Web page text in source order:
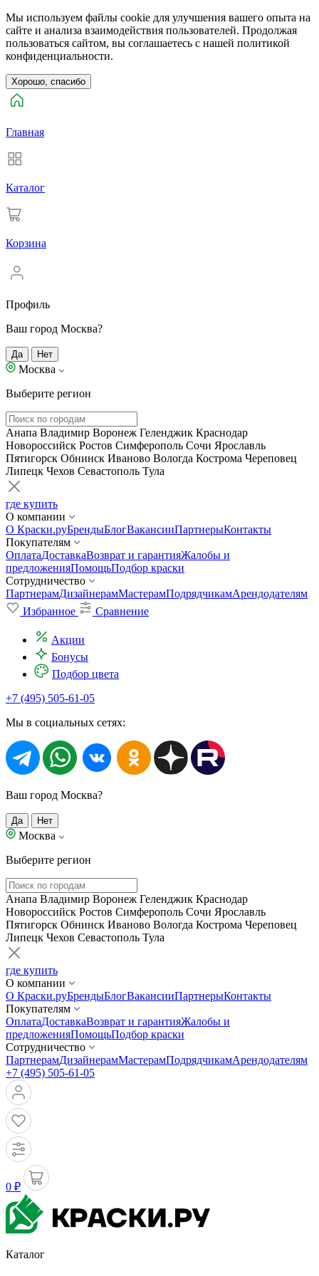
Мы используем файлы cookie для улучшения вашего опыта на
сайте и анализа взаимодействия пользователей. Продолжая
пользоваться сайтом, вы соглашаетесь с нашей политикой
конфиденциальности.
Хорошо, спасибо
Главная
Каталог
Корзина
Профиль
Ваш город Москва?
Да Нет
Москва
Выберите регион
Анапа Владимир Воронеж Геленджик Краснодар
Новороссийск Ростов Симферополь Сочи Ярославль
Пятигорск Обнинск Иваново Вологда Кострома Череповец
Липецк Чехов Севастополь Тула
где купить
О компании
О Краски.руБрендыБлогВакансииПартнерыКонтакты
Покупателям
ОплатаДоставкаВозврат и гарантияЖалобы и
предложенияПомощьПодбор краски
Сотрудничество
ПартнерамДизайнерамМастерамПодрядчикамАрендодателям
Избранное
Сравнение
Акции
Бонусы
Подбор цвета
+7 (495) 505-61-05
Мы в социальных сетях:
Ваш город Москва?
Да Нет
Москва
Выберите регион
Анапа Владимир Воронеж Геленджик Краснодар
Новороссийск Ростов Симферополь Сочи Ярославль
Пятигорск Обнинск Иваново Вологда Кострома Череповец
Липецк Чехов Севастополь Тула
где купить
О компании
О Краски.руБрендыБлогВакансииПартнерыКонтакты
Покупателям
ОплатаДоставкаВозврат и гарантияЖалобы и
предложенияПомощьПодбор краски
Сотрудничество
ПартнерамДизайнерамМастерамПодрядчикамАрендодателям
+7 (495) 505-61-05
0 ₽
Каталог